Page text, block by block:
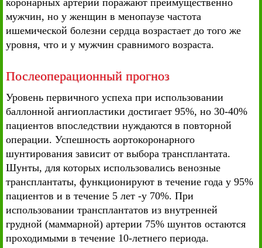
коронарных артерий поражают преимущественно
мужчин, но у женщин в менопаузе частота
ишемической болезни сердца возрастает до того же
уровня, что и у мужчин сравнимого возраста.
Послеоперационный прогноз
Уровень первичного успеха при использовании
баллонной ангиопластики достигает 95%, но 30-40%
пациентов впоследствии нуждаются в повторной
операции. Успешность аортокоронарного
шунтирования зависит от выбора трансплантата.
Шунты, для которых использовались венозные
трансплантаты, функционируют в течение года у 95%
пациентов и в течение 5 лет -у 70%. При
использовании трансплантатов из внутренней
грудной (маммарной) артерии 75% шунтов остаются
проходимыми в течение 10-летнего периода.